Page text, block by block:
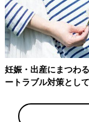
妊娠・出産にまつわ
ートラブル対策とし